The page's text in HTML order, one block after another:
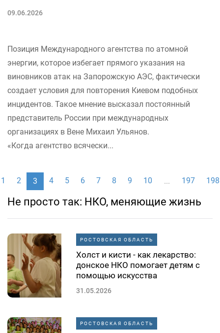
09.06.2026
Позиция Международного агентства по атомной
энергии, которое избегает прямого указания на
виновников атак на Запорожскую АЭС, фактически
создает условия для повторения Киевом подобных
инцидентов. Такое мнение высказал постоянный
представитель России при международных
организациях в Вене Михаил Ульянов.
«Когда агентство всячески...
1 2 3 4 5 6 7 8 9 10 ... 197 198
Не просто так: НКО, меняющие жизнь
РОСТОВСКАЯ ОБЛАСТЬ
Холст и кисти - как лекарство:
донское НКО помогает детям с
помощью искусства
31.05.2026
РОСТОВСКАЯ ОБЛАСТЬ